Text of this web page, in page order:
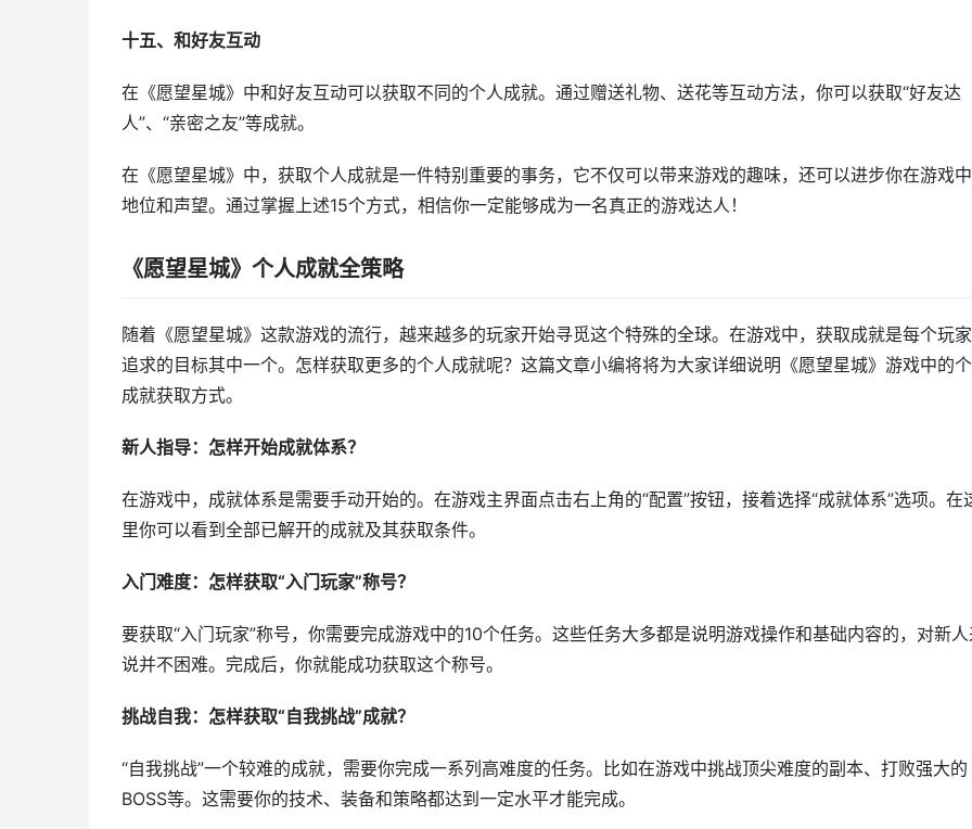
十五、和好友互动
在《愿望星城》中和好友互动可以获取不同的个人成就。通过赠送礼物、送花等互动方法，你可以获取“好友达
人”、“亲密之友”等成就。
在《愿望星城》中，获取个人成就是一件特别重要的事务，它不仅可以带来游戏的趣味，还可以进步你在游戏
地位和声望。通过掌握上述15个方式，相信你一定能够成为一名真正的游戏达人！
《愿望星城》个人成就全策略
随着《愿望星城》这款游戏的流行，越来越多的玩家开始寻觅这个特殊的全球。在游戏中，获取成就是每个玩
追求的目标其中一个。怎样获取更多的个人成就呢？这篇文章小编将将为大家详细说明《愿望星城》游戏中的
成就获取方式。
新人指导：怎样开始成就体系？
在游戏中，成就体系是需要手动开始的。在游戏主界面点击右上角的“配置”按钮，接着选择“成就体系”选项。在
里你可以看到全部已解开的成就及其获取条件。
入门难度：怎样获取“入门玩家”称号？
要获取“入门玩家”称号，你需要完成游戏中的10个任务。这些任务大多都是说明游戏操作和基础内容的，对新人
说并不困难。完成后，你就能成功获取这个称号。
挑战自我：怎样获取“自我挑战”成就？
“自我挑战”一个较难的成就，需要你完成一系列高难度的任务。比如在游戏中挑战顶尖难度的副本、打败强大的
BOSS等。这需要你的技术、装备和策略都达到一定水平才能完成。